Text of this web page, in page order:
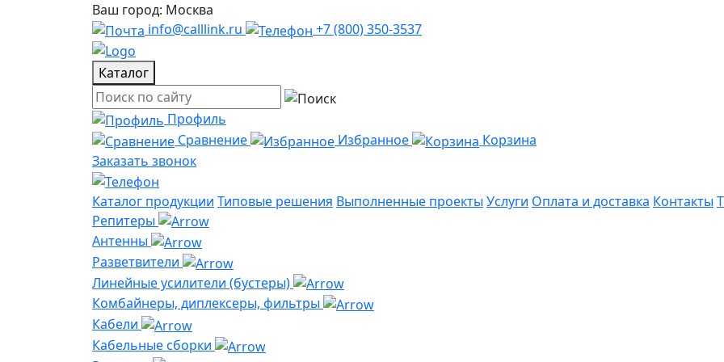
Ваш город: Москва
info@calllink.ru
+7 (800) 350-3537
Каталог
Профиль
Сравнение
Избранное
Корзина
Заказать звонок
Каталог продукции Типовые решения Выполненные проекты Услуги Оплата и доставка Контакты
Репитеры
Антенны
Разветвители
Линейные усилители (бустеры)
Комбайнеры, диплексеры, фильтры
Кабели
Кабельные сборки